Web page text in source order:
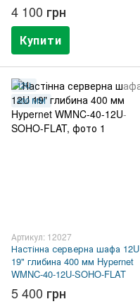
4 100 грн
Купити
12U
400 ММ
Артикул: 12027
Настінна серверна шафа 12U
19" глибина 400 мм Hypernet
WMNC-40-12U-SOHO-FLAT
5 400 грн